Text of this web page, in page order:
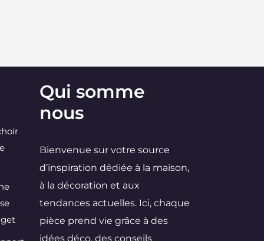
Qui somme
nous
Bienvenue sur votre source
d’inspiration dédiée à la maison,
à la décoration et aux
tendances actuelles. Ici, chaque
pièce prend vie grâce à des
idées déco, des conseils